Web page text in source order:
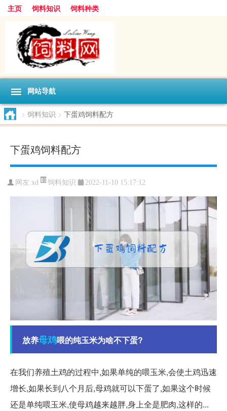
主页 饲料知识 饲料种类
网站导航
> 饲料知识 > 下蛋鸡饲料配方
下蛋鸡饲料配方
网友:xd 饲料知识 2022-11-10 15:17:12
放养母鸡喂的纯玉米为啥不下蛋?
在我们养殖土鸡的过程中,如果单纯的喂玉米,会使土鸡迅速
增长,如果长到八个月后,母鸡就可以下蛋了,如果这个时候
还是单纯喂玉米,使母鸡越来越胖,身上全是肥肉,这样的...